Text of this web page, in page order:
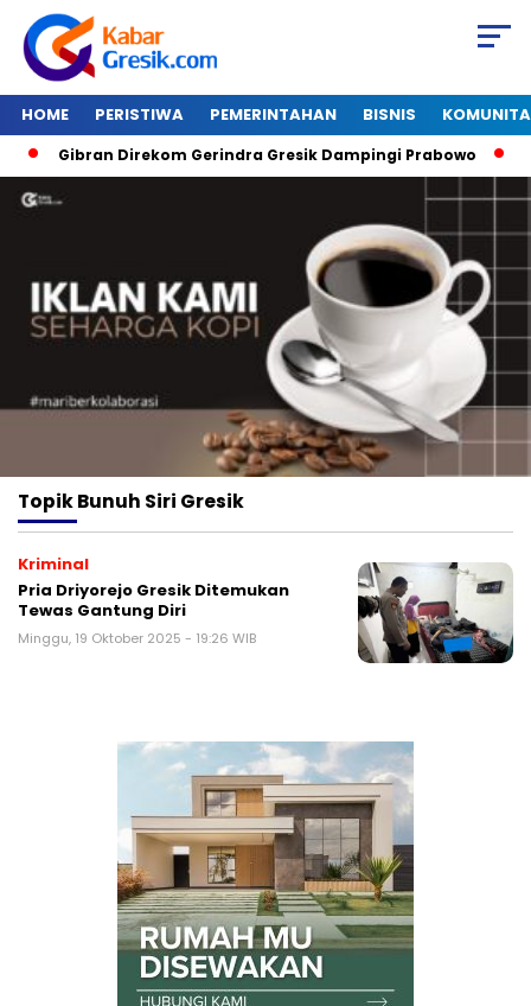
HOME PERISTIWA PEMERINTAHAN BISNIS
Gibran Direkom Gerindra Gresik Dampingi Prabowo
TopikBunuh Siri Gresik
Kriminal
Pria Driyorejo Gresik Ditemukan
Tewas Gantung Diri
Minggu, 19 Oktober 2025 - 19:26 WIB